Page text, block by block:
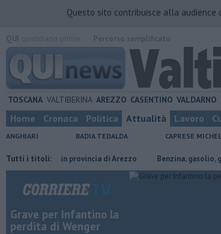
Questo sito contribuisce alla audience
TOSCANA VALTIBERINA AREZZO CASENTINO VALDARNO
Home Cronaca Politica Attualità Lavoro
ANGHIARI BADIA TEDALDA CAPRESE
Tutti i titoli:
lavoro in provincia di Arezzo ​Benzina, gasolio, gpl,
Grave per Infantino la
perdita di Wenger